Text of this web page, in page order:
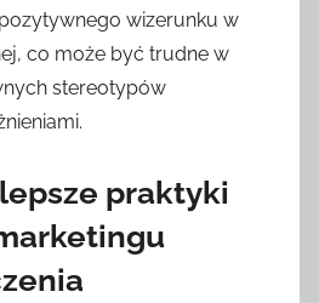
wizerunku w
co może być trudne w
stereotypów
praktyki